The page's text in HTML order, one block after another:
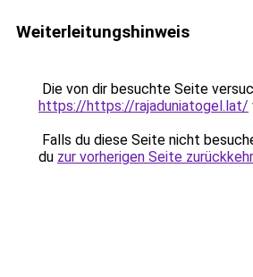
Weiterleitungshinweis
Die von dir besuchte Seite
https://https://rajaduniatogel.lat/
Falls du diese Seite nicht
du zur vorherigen Seite